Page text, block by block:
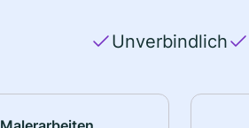
Unverbindlich